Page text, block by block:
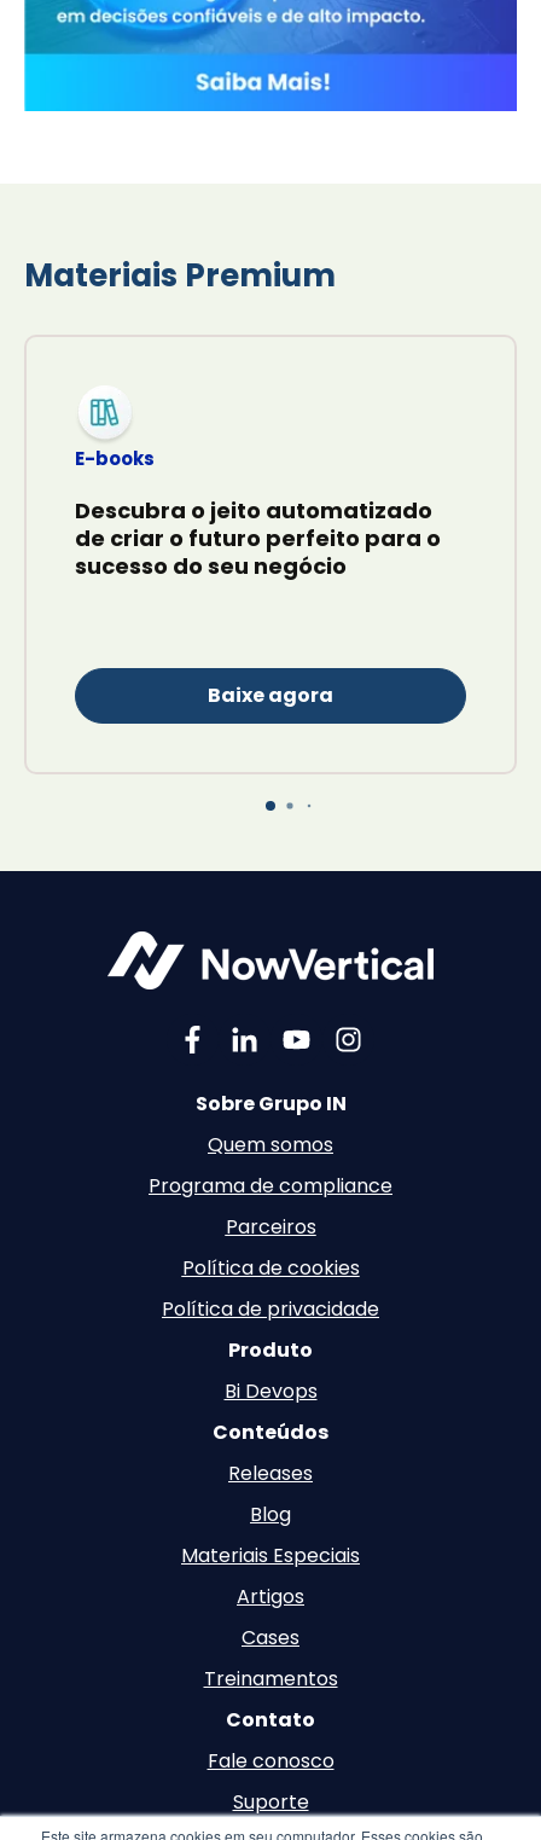
Este site armazena cookies em seu computador. Esses cookies são
Materiais Premium
E-books
Descubra o jeito automatizado
de criar o futuro perfeito para o
sucesso do seu negócio
Baixe agora
Sobre Grupo IN
Quem somos
Programa de compliance
Parceiros
Política de cookies
Política de privacidade
Produto
Bi Devops
Conteúdos
Releases
Blog
Materiais Especiais
Artigos
Cases
Treinamentos
Contato
Fale conosco
Suporte